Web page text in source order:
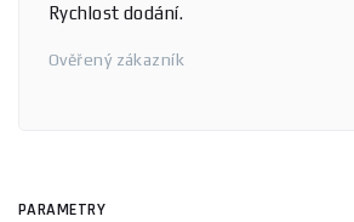
Rychlost dodání.
Ověřený zákazník
PARAMETRY